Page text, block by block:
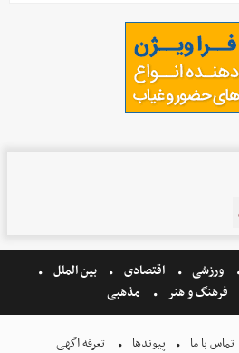
ورزشی اقتصادی
بین الملل
فرهنگ و هنر مذهبی
تماس با ما پیوندها تعرفه اگهی